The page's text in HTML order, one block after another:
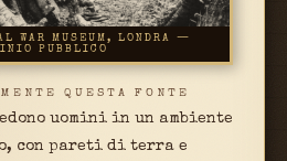
WAR MUSEUM, LONDRA —
PUBBLICO
QUESTA FONTE
uomini in un ambiente
con pareti di terra e